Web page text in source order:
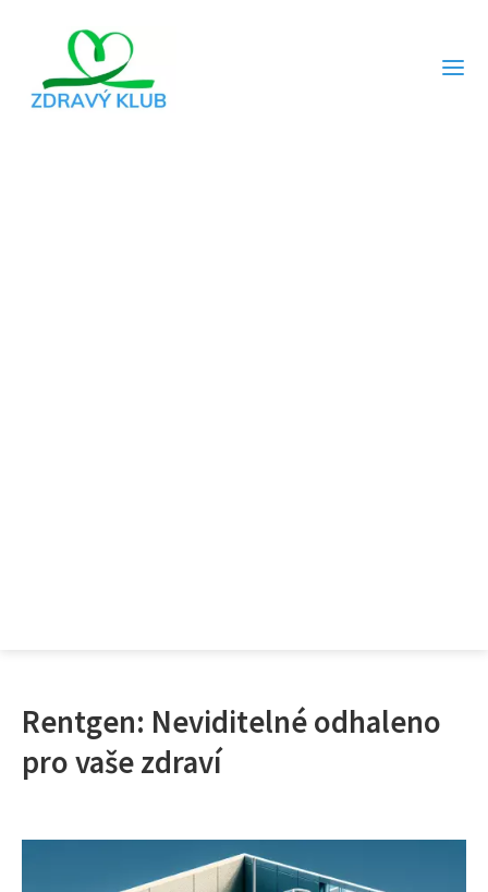
Rentgen: Neviditelné odhaleno
pro vaše zdraví